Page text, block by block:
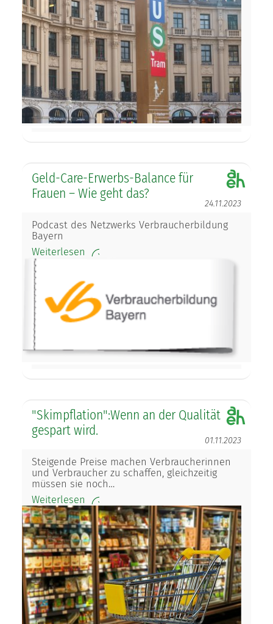
Geld-Care-Erwerbs-Balance für
Frauen – Wie geht das?
24.11.2023
Podcast des Netzwerks Verbraucherbildung
Bayern
Weiterlesen
"Skimpflation":Wenn an der Qualität
gespart wird.
01.11.2023
Steigende Preise machen Verbraucherinnen
und Verbraucher zu schaffen, gleichzeitig
müssen sie noch…
Weiterlesen